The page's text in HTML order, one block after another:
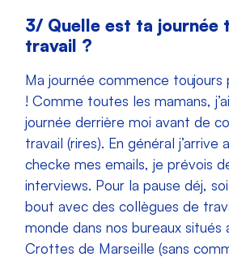
3/ Quelle est ta journée
travail ?
Ma journée commence toujours
! Comme toutes les mamans,
journée derrière moi avant de
travail (rires). En général j’arrive
checke mes emails, je prévois
interviews. Pour la pause déj,
bout avec des collègues de
monde dans nos bureaux situés
Crottes de Marseille (sans